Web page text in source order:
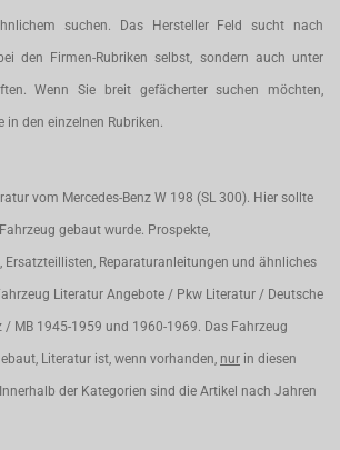
suchen. Das Hersteller Feld sucht nach
den Firmen-Rubriken selbst, sondern auch unter
Wenn Sie breit gefächerter suchen möchten,
in den einzelnen Rubriken.
vom Mercedes-Benz W 198 (SL 300). Hier sollte
gebaut wurde. Prospekte,
Ersatzteillisten, Reparaturanleitungen und ähnliches
Literatur Angebote / Pkw Literatur / Deutsche
/ MB 1945-1959 und 1960-1969. Das Fahrzeug
Literatur ist, wenn vorhanden, nur in diesen
der Kategorien sind die Artikel nach Jahren